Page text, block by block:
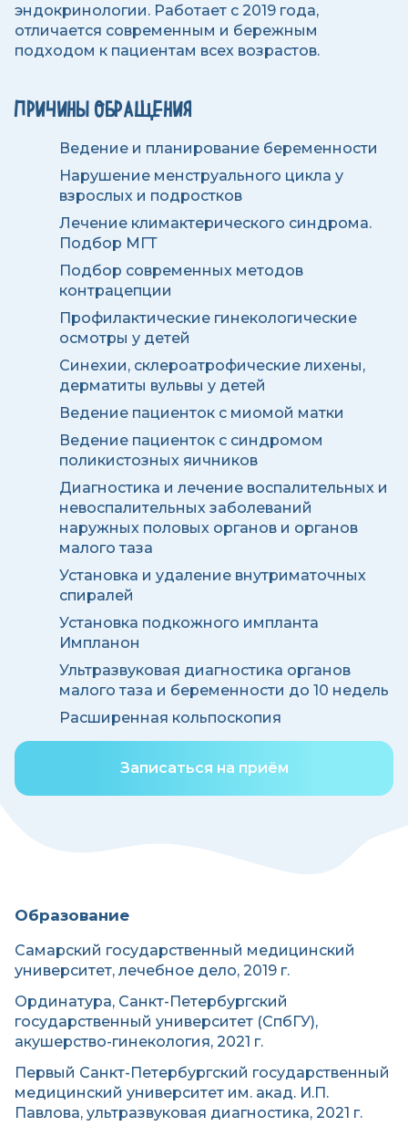
эндокринологии. Работает с 2019 года,
отличается современным и бережным
подходом к пациентам всех возрастов.
ПРИЧИНЫ ОБРАЩЕНИЯ
Ведение и планирование беременности
Нарушение менструального цикла у
взрослых и подростков
Лечение климактерического синдрома.
Подбор МГТ
Подбор современных методов
контрацепции
Профилактические гинекологические
осмотры у детей
Синехии, склероатрофические лихены,
дерматиты вульвы у детей
Ведение пациенток с миомой матки
Ведение пациенток с синдромом
поликистозных яичников
Диагностика и лечение воспалительных и
невоспалительных заболеваний
наружных половых органов и органов
малого таза
Установка и удаление внутриматочных
спиралей
Установка подкожного импланта
Импланон
Ультразвуковая диагностика органов
малого таза и беременности до 10 недель
Расширенная кольпоскопия
Записаться на приём
Образование
Самарский государственный медицинский
университет, лечебное дело, 2019 г.
Ординатура, Санкт-Петербургский
государственный университет (СпбГУ),
акушерство-гинекология, 2021 г.
Первый Санкт-Петербургский государственный
медицинский университет им. акад. И.П.
Павлова, ультразвуковая диагностика, 2021 г.